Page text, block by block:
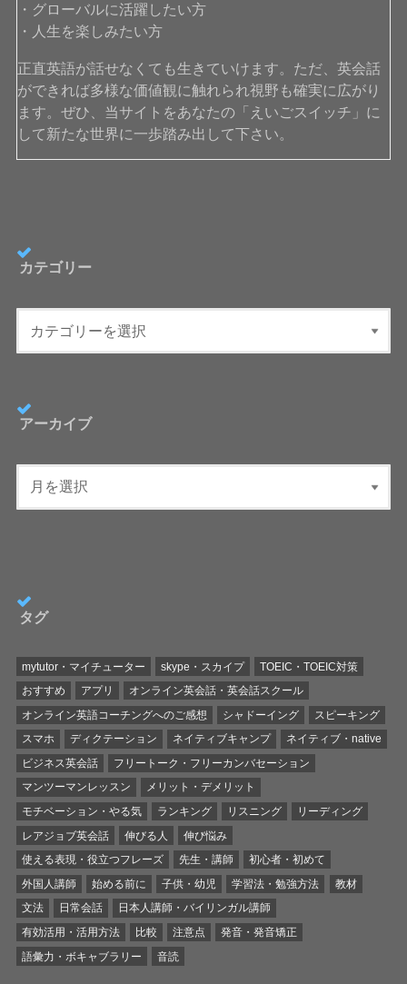
・グローバルに活躍したい方
・人生を楽しみたい方
正直英語が話せなくても生きていけます。ただ、英会話
ができれば多様な価値観に触れられ視野も確実に広がり
ます。ぜひ、当サイトをあなたの「えいごスイッチ」に
して新たな世界に一歩踏み出して下さい。
カテゴリー
アーカイブ
タグ
mytutor・マイチューター skype・スカイプ
TOEIC・TOEIC対策
おすすめ
アプリ
オンライン英会話・英会話スクール
オンライン英語コーチングへのご感想
シャドーイング
スピーキング
スマホ
ディクテーション ネイティブキャンプ
ネイティブ・native
ビジネス英会話
フリートーク・フリーカンバセーション
マンツーマンレッスン
メリット・デメリット
モチベーション・やる気
ランキング リスニング
リーディング
レアジョブ英会話
伸びる人
伸び悩み
使える表現・役立つフレーズ
先生・講師
初心者・初めて
外国人講師
始める前に 子供・幼児 学習法・勉強方法
教材
文法
日常会話
日本人講師・バイリンガル講師
有効活用・活用方法
比較 注意点
発音・発音矯正
語彙力・ボキャブラリー
音読